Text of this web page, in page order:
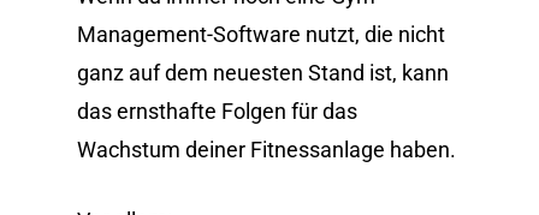
Management-Software nutzt, die nicht
ganz auf dem neuesten Stand ist, kann
das ernsthafte Folgen für das
Wachstum deiner Fitnessanlage haben.